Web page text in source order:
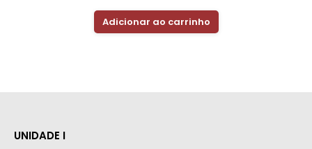
Adicionar ao carrinho
UNIDADE I